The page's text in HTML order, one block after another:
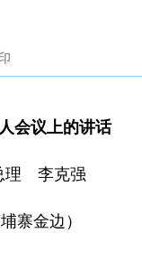
会议上的讲话
理 李克强
寨金边）